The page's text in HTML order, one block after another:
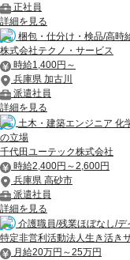
正社員
詳細を見る
梱包・仕分け・検品/高時
株式会社テクノ・サービス
時給1,400円～
兵庫県 加古川
派遣社員
詳細を見る
土木・建築エンジニア 化
の立場
千代田ユーテック株式会社
時給2,400円～2,600円
兵庫県 高砂市
派遣社員
詳細を見る
介護職員/残業ほぼなし/
特定非営利活動法人生き活き
月給20万円～25万円